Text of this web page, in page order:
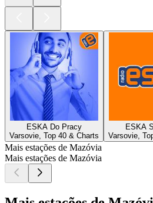
ESKA Do Pracy
Varsovie, Top 40 & Charts
ESKA
Varsovie,
Mais estações de Mazóvia
Mais estações de Mazóvia